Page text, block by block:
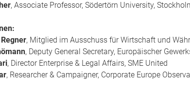
, Associate Professor, Södertörn University,
, Mitglied im Ausschuss für Wirtschaft und
, Deputy General Secretary, Europäischer
, Director Enterprise & Legal Affairs, SME United
, Researcher & Campaigner, Corporate Europe